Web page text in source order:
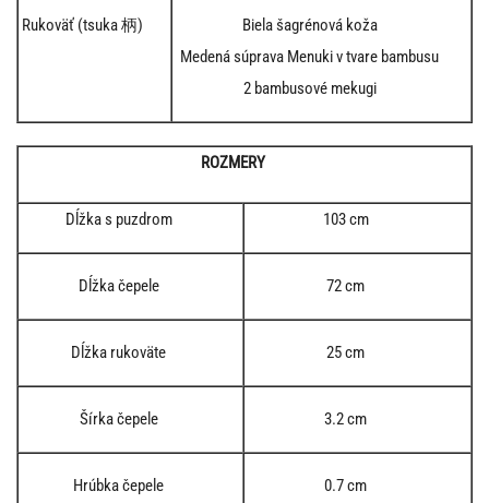
Rukoväť (tsuka 柄)
Biela šagrénová koža
Medená súprava Menuki v tvare bambusu
2 bambusové mekugi
ROZMERY
Dĺžka s puzdrom 103 cm
Dĺžka čepele 72 cm
Dĺžka rukoväte 25 cm
Šírka čepele 3.2 cm
Hrúbka čepele 0.7 cm